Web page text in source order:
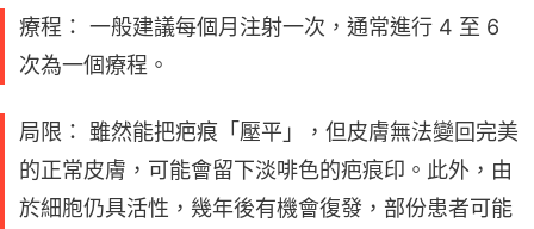
療程： 一般建議每個月注射一次，通常進行 4 至 6
次為一個療程。
局限： 雖然能把疤痕「壓平」，但皮膚無法變回完美
的正常皮膚，可能會留下淡啡色的疤痕印。此外，由
於細胞仍具活性，幾年後有機會復發，部份患者可能